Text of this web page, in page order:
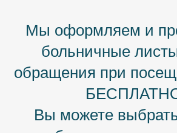
Мы оформляем и
больничные
обращения при
Вы можете